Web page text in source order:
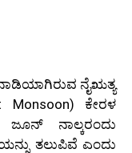
ನೈಋತ್ಯ
Monsoon) ಕೇರಳ
ಜೂನ್ ನಾಲ್ಕರಂದು
ತಲುಪಿವೆ ಎಂದು